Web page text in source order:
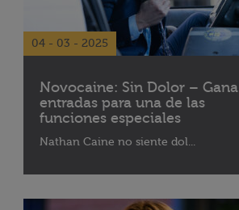
04 - 03 - 2025
Novocaine: Sin Dolor – Gana
entradas para una de las
funciones especiales
Nathan Caine no siente dol...